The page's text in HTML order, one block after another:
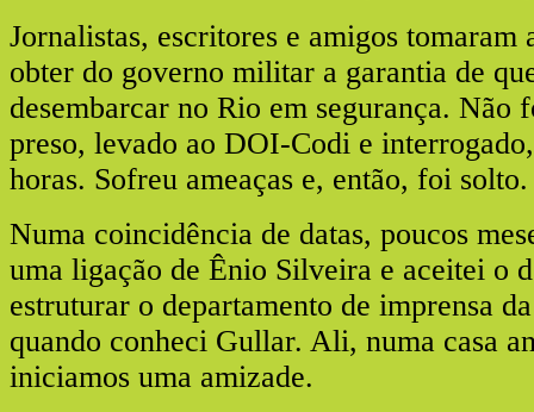
Jornalistas, escritores e amigos tomaram
obter do governo militar a garantia de
desembarcar no Rio em segurança. Não
preso, levado ao DOI-Codi e
horas. Sofreu ameaças e, então, foi solto.
Numa coincidência de datas, poucos
uma ligação de Ênio Silveira e aceitei o
estruturar o departamento de imprensa
quando conheci Gullar. Ali, numa casa
iniciamos uma amizade.